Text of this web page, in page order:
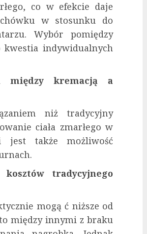
co w efekcie daje
w stosunku do
Wybór pomiędzy
indywidualnych
między kremacją a
niż tradycyjny
ciała zmarłego w
jest także możliwość
tradycyjnego
mogą ć niższe od
między innymi z braku